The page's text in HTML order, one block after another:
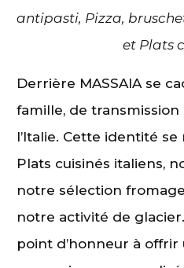
antipasti, Pizza,
et Plats
Derrière MASSAIA se
famille, de
l’Italie. Cette identité
Plats cuisinés italiens,
notre sélection
notre activité de
point d’honneur à